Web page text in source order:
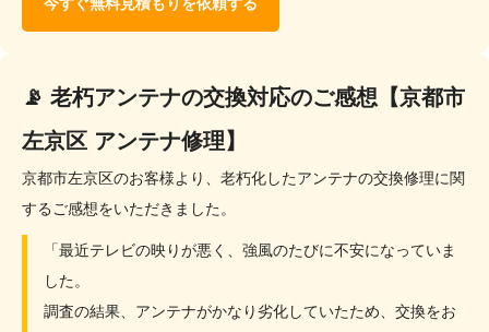
📡 老朽アンテナの交換対応のご感想【京都市
左京区 アンテナ修理】
京都市左京区のお客様より、老朽化したアンテナの交換修理に関
するご感想をいただきました。
「最近テレビの映りが悪く、強風のたびに不安になっていま
した。
調査の結果、アンテナがかなり劣化していたため、交換をお